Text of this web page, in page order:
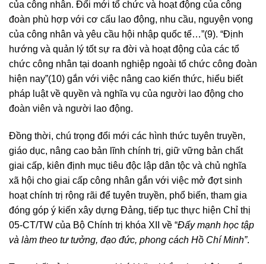
của công nhân. Đổi mới tổ chức và hoạt động của công
đoàn phù hợp với cơ cấu lao động, nhu cầu, nguyện vọng
của công nhân và yêu cầu hội nhập quốc tế…”(9). “Định
hướng và quản lý tốt sự ra đời và hoạt động của các tổ
chức công nhân tại doanh nghiệp ngoài tổ chức công đoàn
hiện nay”(10) gắn với việc nâng cao kiến thức, hiểu biết
pháp luật về quyền và nghĩa vụ của người lao động cho
đoàn viên và người lao động.
Đồng thời, chú trọng đổi mới các hình thức tuyên truyền,
giáo dục, nâng cao bản lĩnh chính trị, giữ vững bản chất
giai cấp, kiên định mục tiêu độc lập dân tộc và chủ nghĩa
xã hội cho giai cấp công nhân gắn với việc mở đợt sinh
hoạt chính trị rộng rãi để tuyên truyền, phổ biến, tham gia
đóng góp ý kiến xây dựng Đảng, tiếp tục thực hiện Chỉ thị
05-CT/TW của Bộ Chính trị khóa XII về “Đẩy mạnh học tập
và làm theo tư tưởng, đạo đức, phong cách Hồ Chí Minh”.